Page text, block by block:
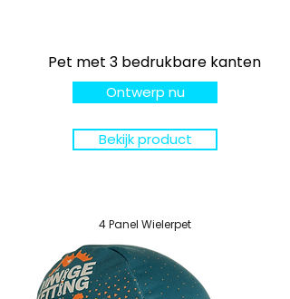
Pet met 3 bedrukbare kanten
Ontwerp nu
Bekijk product
4 Panel Wielerpet